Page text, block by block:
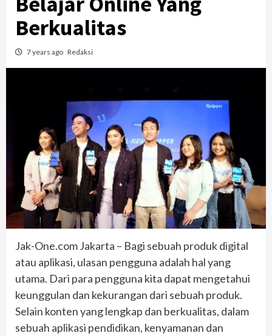
Berkualitas
7 years ago Redaksi
Jak-One.com Jakarta – Bagi sebuah produk digital
atau aplikasi, ulasan pengguna adalah hal yang
utama. Dari para pengguna kita dapat mengetahui
keunggulan dan kekurangan dari sebuah produk.
Selain konten yang lengkap dan berkualitas, dalam
sebuah aplikasi pendidikan, kenyamanan dan